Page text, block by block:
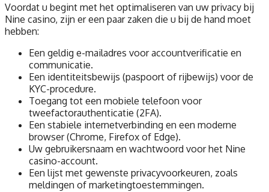
Voordat u begint met het optimaliseren van uw privacy bij
Nine casino, zijn er een paar zaken die u bij de hand moet
hebben:
Een geldig e-mailadres voor accountverificatie en
communicatie.
Een identiteitsbewijs (paspoort of rijbewijs) voor de
KYC-procedure.
Toegang tot een mobiele telefoon voor
tweefactorauthenticatie (2FA).
Een stabiele internetverbinding en een moderne
browser (Chrome, Firefox of Edge).
Uw gebruikersnaam en wachtwoord voor het Nine
casino-account.
Een lijst met gewenste privacyvoorkeuren, zoals
meldingen of marketingtoestemmingen.